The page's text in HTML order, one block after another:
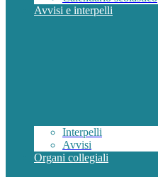
Avvisi e interpelli
Interpelli
Avvisi
Organi collegiali